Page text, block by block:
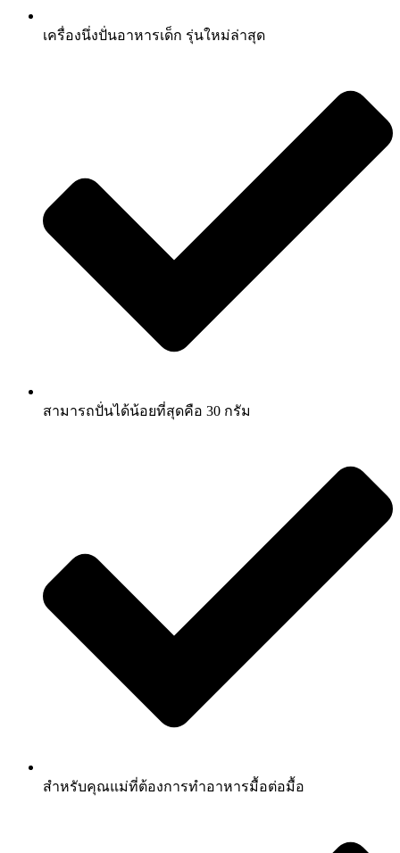
เครื่องนึ่งปั่นอาหารเด็ก รุ่นใหม่ล่าสุด
สามารถปั่นได้น้อยที่สุดคือ 30 กรัม
สำหรับคุณแม่ที่ต้องการทำอาหารมื้อต่อมื้อ